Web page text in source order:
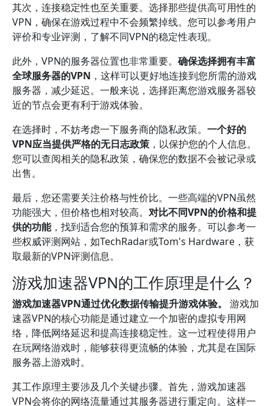
其次，连接稳定性也至关重要。选择那些提供高可用性的
VPN，确保在游戏过程中不会频繁掉线。您可以参考用户
评价和专业评测，了解不同VPN的稳定性表现。
此外，VPN的服务器位置也非常重要。 确保选择拥有丰富
全球服务器的VPN ，这样可以更好地连接到您所需的游戏
服务器，减少延迟。一般来说，选择距离您游戏服务器较
近的节点会更有利于游戏体验。
在选择时，不妨考虑一下服务商的隐私政策。 一个好的
VPN应当提供严格的无日志政策 ，以保护您的个人信息。
您可以查阅相关的隐私政策，确保您的数据不会被记录或
出售。
最后，您还需要关注价格与性价比。一些高端的VPN虽然
功能强大，但价格也相对较高。 对比不同VPN的价格和提
供的功能，找到适合您的预算和需求的服务。可以参考一
些权威评测网站，如TechRadar或Tom's Hardware，获
取最新的VPN评测信息。
游戏加速器VPN的工作原理是什么？
游戏加速器VPN通过优化数据传输提升游戏体验。
游戏加
速器VPN的核心功能是通过建立一个加密的虚拟专用网
络，降低网络延迟和提高连接稳定性。这一过程使得用户
在玩网络游戏时，能够获得更流畅的体验，尤其是在国际
服务器上游戏时。
其工作原理主要涉及几个关键步骤。首先，游戏加速器
VPN会将你的网络流量通过其服务器进行重定向。这样一